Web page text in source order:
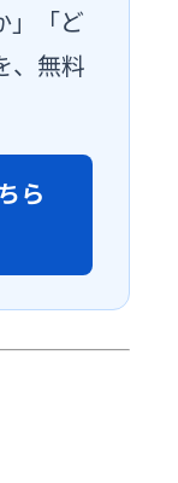
」「ど
、無料
ら